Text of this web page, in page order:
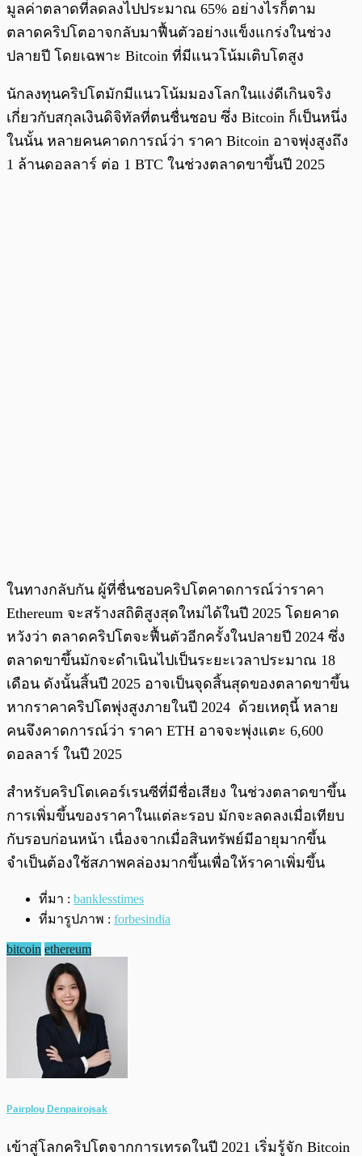
มูลค่าตลาดที่ลดลงไปประมาณ 65% อย่างไรก็ตาม
ตลาดคริปโตอาจกลับมาฟื้นตัวอย่างแข็งแกร่งในช่วง
ปลายปี โดยเฉพาะ Bitcoin ที่มีแนวโน้มเติบโตสูง
นักลงทุนคริปโตมักมีแนวโน้มมองโลกในแง่ดีเกินจริง
เกี่ยวกับสกุลเงินดิจิทัลที่ตนชื่นชอบ ซึ่ง Bitcoin ก็เป็นหนึ่ง
ในนั้น หลายคนคาดการณ์ว่า ราคา Bitcoin อาจพุ่งสูงถึง
1 ล้านดอลลาร์ ต่อ 1 BTC ในช่วงตลาดขาขึ้นปี 2025
ในทางกลับกัน ผู้ที่ชื่นชอบคริปโตคาดการณ์ว่าราคา
Ethereum จะสร้างสถิติสูงสุดใหม่ได้ในปี 2025 โดยคาด
หวังว่า ตลาดคริปโตจะฟื้นตัวอีกครั้งในปลายปี 2024 ซึ่ง
ตลาดขาขึ้นมักจะดำเนินไปเป็นระยะเวลาประมาณ 18
เดือน ดังนั้นสิ้นปี 2025 อาจเป็นจุดสิ้นสุดของตลาดขาขึ้น
หากราคาคริปโตพุ่งสูงภายในปี 2024 ด้วยเหตุนี้ หลาย
คนจึงคาดการณ์ว่า ราคา ETH อาจจะพุ่งแตะ 6,600
ดอลลาร์ ในปี 2025
สำหรับคริปโตเคอร์เรนซีที่มีชื่อเสียง ในช่วงตลาดขาขึ้น
การเพิ่มขึ้นของราคาในแต่ละรอบ มักจะลดลงเมื่อเทียบ
กับรอบก่อนหน้า เนื่องจากเมื่อสินทรัพย์มีอายุมากขึ้น
จำเป็นต้องใช้สภาพคล่องมากขึ้นเพื่อให้ราคาเพิ่มขึ้น
ที่มา : banklesstimes
ที่มารูปภาพ : forbesindia
bitcoin ethereum
Pairploy Denpairojsak
เข้าสู่โลกคริปโตจากการเทรดในปี 2021 เริ่มรู้จัก Bitcoin